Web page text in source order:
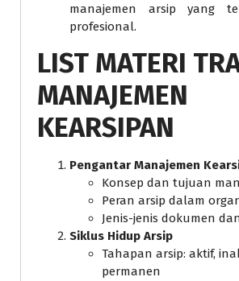
manajemen arsip yang
profesional.
LIST MATERI
MANAJEMEN
KEARSIPAN
Pengantar Manajemen
Konsep dan tujuan
Peran arsip dalam
Jenis-jenis dokumen
Siklus Hidup Arsip
Tahapan arsip: aktif,
permanen